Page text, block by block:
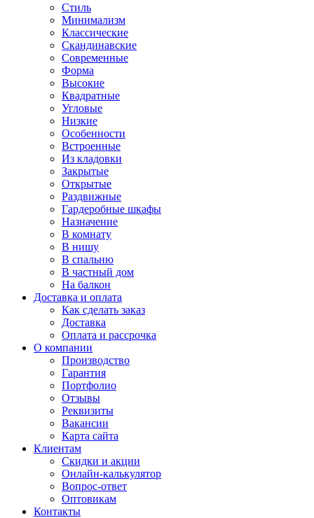
Стиль
Минимализм
Классические
Скандинавские
Современные
Форма
Высокие
Квадратные
Угловые
Низкие
Особенности
Встроенные
Из кладовки
Закрытые
Открытые
Раздвижные
Гардеробные шкафы
Назначение
В комнату
В нишу
В спальню
В частный дом
На балкон
Доставка и оплата
Как сделать заказ
Доставка
Оплата и рассрочка
О компании
Производство
Гарантия
Портфолио
Отзывы
Реквизиты
Вакансии
Карта сайта
Клиентам
Скидки и акции
Онлайн-калькулятор
Вопрос-ответ
Оптовикам
Контакты